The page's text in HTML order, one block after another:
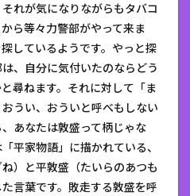
れが気になりながらもタバコ
ら等々力警部がやって来ま
しているようです。やっと探
、自分に気付いたのならどう
尋ねます。それに対して「ま
うい、おういと呼べもしない
あなたは敦盛って柄じゃな
平家物語」に描かれている、
）と平敦盛（たいらのあつも
言葉です。敗走する敦盛を呼